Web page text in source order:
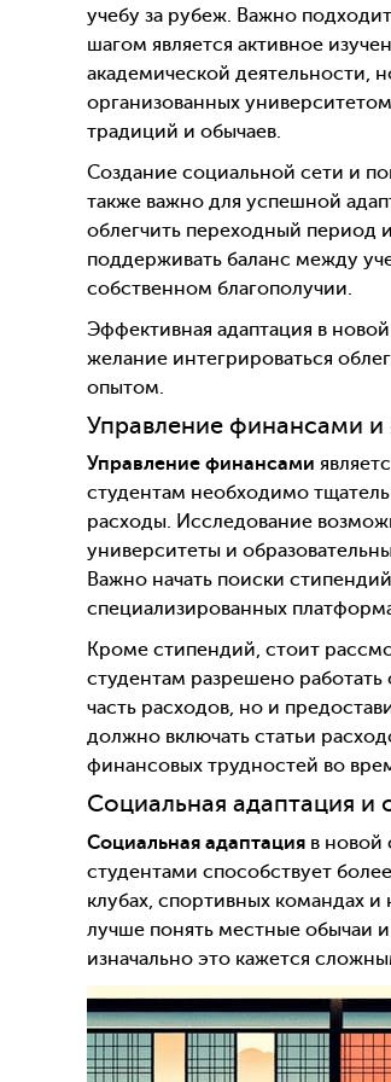
учебу за рубеж. Важно
шагом является активное
академической деятельности,
организованных
традиций и обычаев.
Создание социальной сети и
также важно для успешной
облегчить переходный период
поддерживать баланс между
собственном благополучии.
Эффективная адаптация в
желание интегрироваться
опытом.
Управление финансами
Управление финансами
студентам необходимо
расходы. Исследование
университеты и
Важно начать поиски
специализированных
Кроме стипендий, стоит
студентам разрешено
часть расходов, но и
должно включать статьи
финансовых трудностей во
Социальная адаптация
Социальная адаптация в новой
студентами способствует
клубах, спортивных командах
лучше понять местные обычаи
изначально это кажется